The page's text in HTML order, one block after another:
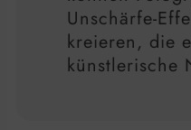
Unschärfe-
kreieren, die
künstlerische